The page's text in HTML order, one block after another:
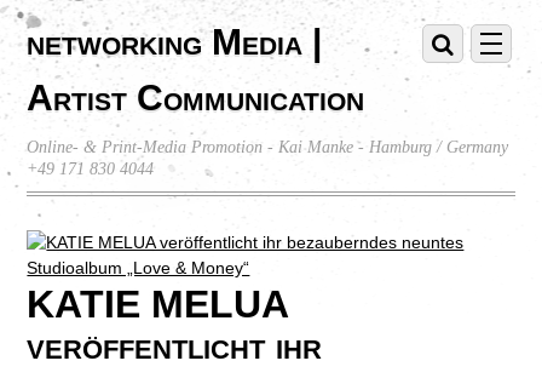
networking Media |
Artist Communication
Online- & Print-Media Promotion - Kai Manke - Hamburg / Germany
+49 171 830 4044
KATIE MELUA
veröffentlicht ihr